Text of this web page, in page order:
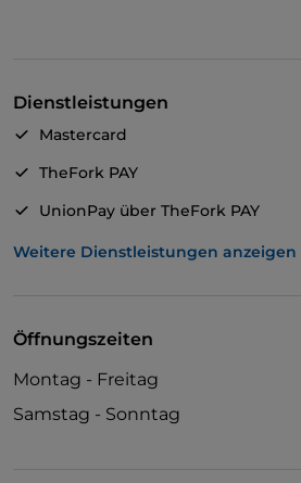
Dienstleistungen
Mastercard
TheFork PAY
UnionPay über TheFork PAY
Visa
Weitere Dienstleistungen anzeigen
Öffnungszeiten
Montag - Freitag
Samstag - Sonntag